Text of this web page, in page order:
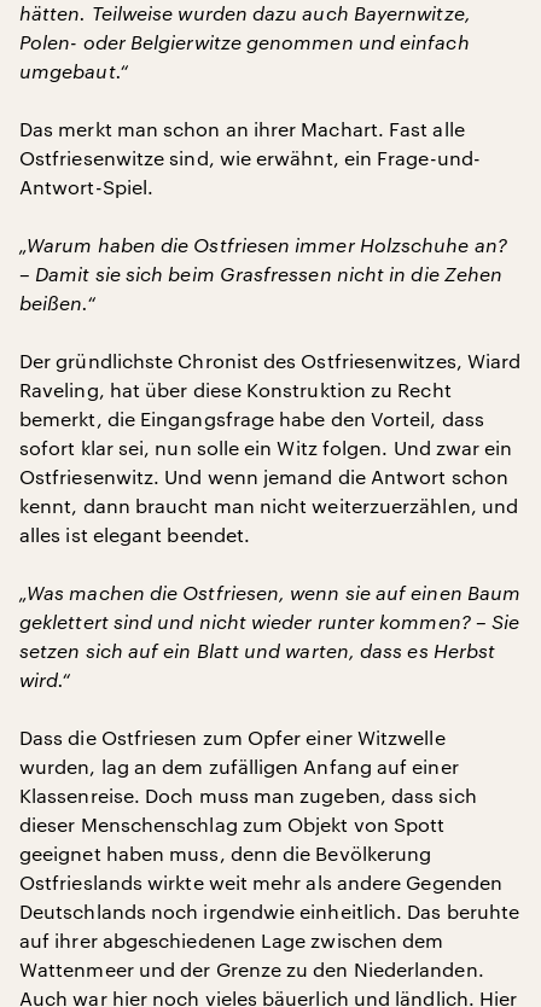
hätten. Teilweise wurden dazu auch Bayernwitze,
Polen- oder Belgierwitze genommen und einfach
umgebaut.“
Das merkt man schon an ihrer Machart. Fast alle
Ostfriesenwitze sind, wie erwähnt, ein Frage-und-
Antwort-Spiel.
„Warum haben die Ostfriesen immer Holzschuhe an?
– Damit sie sich beim Grasfressen nicht in die Zehen
beißen.“
Der gründlichste Chronist des Ostfriesenwitzes, Wiard
Raveling, hat über diese Konstruktion zu Recht
bemerkt, die Eingangsfrage habe den Vorteil, dass
sofort klar sei, nun solle ein Witz folgen. Und zwar ein
Ostfriesenwitz. Und wenn jemand die Antwort schon
kennt, dann braucht man nicht weiterzuerzählen, und
alles ist elegant beendet.
„Was machen die Ostfriesen, wenn sie auf einen Baum
geklettert sind und nicht wieder runter kommen? – Sie
setzen sich auf ein Blatt und warten, dass es Herbst
wird.“
Dass die Ostfriesen zum Opfer einer Witzwelle
wurden, lag an dem zufälligen Anfang auf einer
Klassenreise. Doch muss man zugeben, dass sich
dieser Menschenschlag zum Objekt von Spott
geeignet haben muss, denn die Bevölkerung
Ostfrieslands wirkte weit mehr als andere Gegenden
Deutschlands noch irgendwie einheitlich. Das beruhte
auf ihrer abgeschiedenen Lage zwischen dem
Wattenmeer und der Grenze zu den Niederlanden.
Auch war hier noch vieles bäuerlich und ländlich. Hier